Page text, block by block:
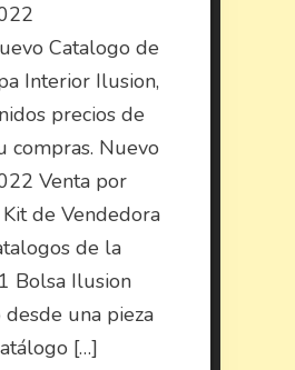
Catalogo de
Interior Ilusion,
precios de
compras. Nuevo
Venta por
de Vendedora
de la
Bolsa Ilusion
una pieza
[…]